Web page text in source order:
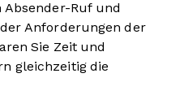
Ruf und
Anforderungen der
Sie Zeit und
gleichzeitig die